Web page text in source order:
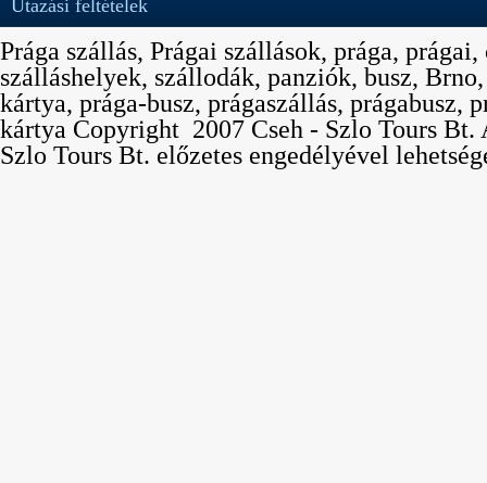
Utazási feltételek
Prága szállás, Prágai szállások, prága,
szálláshelyek, szállodák, panziók, busz,
kártya, prága-busz, prágaszállás, prágabusz,
kártya Copyright  2007 Cseh - Szlo Tours
Szlo Tours Bt. előzetes engedélyével